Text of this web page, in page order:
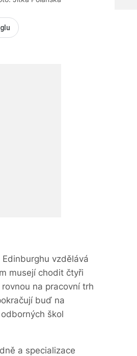
vzdělává
musejí chodit čtyři
na pracovní trh
buď na
škol
a specializace